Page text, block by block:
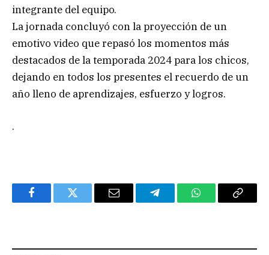
integrante del equipo.
La jornada concluyó con la proyección de un
emotivo video que repasó los momentos más
destacados de la temporada 2024 para los chicos,
dejando en todos los presentes el recuerdo de un
año lleno de aprendizajes, esfuerzo y logros.
.
FacebookTwitter Email TelegramWhatsAppCopy